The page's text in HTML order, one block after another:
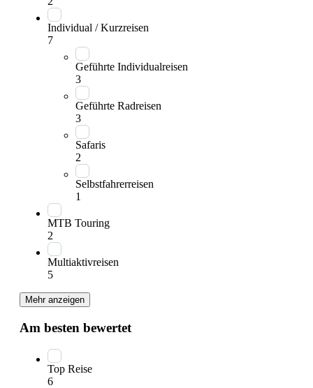
Individual / Kurzreisen
7
Geführte Individualreisen
3
Geführte Radreisen
3
Safaris
2
Selbstfahrerreisen
1
MTB Touring
2
Multiaktivreisen
5
Mehr anzeigen
Am besten bewertet
Top Reise
6